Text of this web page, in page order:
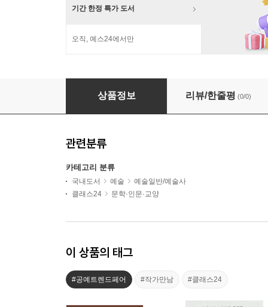
기간 한정 특가 도서
오직, 예스24에서만
2024 공예트렌드페어 세미나 1일차 + 프리미엄
상품정보 리뷰/한줄평 (0/0)
관련분류
카테고리 분류
국내도서 예술
예술일반/예술사
클래스24
문학·인문·교양
이 상품의 태그
#공예트렌드페어 #작가만남 #클래스24